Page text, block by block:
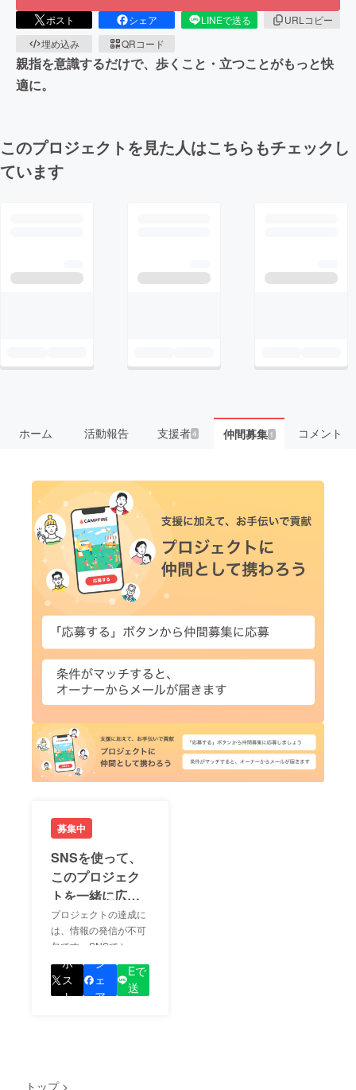
ポスト シェア LINEで送る
URLコピー
埋め込み
QRコード
親指を意識するだけで、歩くこと・立つことがもっと快
適に。
このプロジェクトを見た人はこちらもチェックし
ています
ホーム 活動報告 支援者4 仲間募集 1 コメント
募集中
SNSを使って、
このプロジェク
トを一緒に広め
ましょう！
プロジェクトの達成に
は、情報の発信が不可
欠です。SNSでシェア
をして、あなたが応援
しているプロジェクト
の良さを知ってもらい
ポ
ス
ト
シ
ェ
ア
Eで
送
トップ >